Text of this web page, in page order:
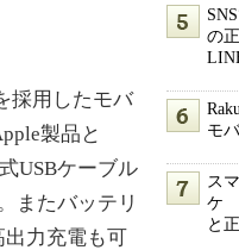
採用したモバ
製品と
USBケーブル
またバッテリ
出力充電も可
の
モ
ス
ケ
と